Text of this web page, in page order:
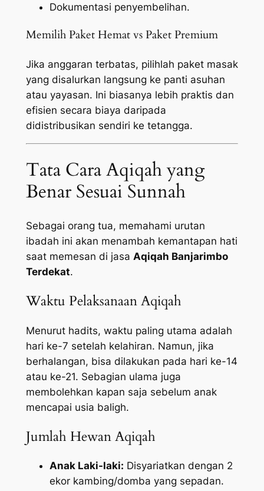
Dokumentasi penyembelihan.
Memilih Paket Hemat vs Paket Premium
Jika anggaran terbatas, pilihlah paket masak
yang disalurkan langsung ke panti asuhan
atau yayasan. Ini biasanya lebih praktis dan
efisien secara biaya daripada
didistribusikan sendiri ke tetangga.
Tata Cara Aqiqah yang
Benar Sesuai Sunnah
Sebagai orang tua, memahami urutan
ibadah ini akan menambah kemantapan hati
saat memesan di jasa Aqiqah Banjarimbo
Terdekat.
Waktu Pelaksanaan Aqiqah
Menurut hadits, waktu paling utama adalah
hari ke-7 setelah kelahiran. Namun, jika
berhalangan, bisa dilakukan pada hari ke-14
atau ke-21. Sebagian ulama juga
membolehkan kapan saja sebelum anak
mencapai usia baligh.
Jumlah Hewan Aqiqah
Anak Laki-laki: Disyariatkan dengan 2
ekor kambing/domba yang sepadan.